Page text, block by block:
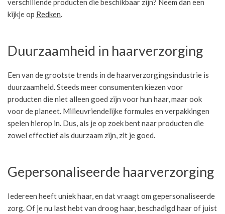
verschillende producten die beschikbaar zijn? Neem dan een
kijkje op Redken.
Duurzaamheid in haarverzorging
Een van de grootste trends in de haarverzorgingsindustrie is
duurzaamheid. Steeds meer consumenten kiezen voor
producten die niet alleen goed zijn voor hun haar, maar ook
voor de planeet. Milieuvriendelijke formules en verpakkingen
spelen hierop in. Dus, als je op zoek bent naar producten die
zowel effectief als duurzaam zijn, zit je goed.
Gepersonaliseerde haarverzorging
Iedereen heeft uniek haar, en dat vraagt om gepersonaliseerde
zorg. Of je nu last hebt van droog haar, beschadigd haar of juist